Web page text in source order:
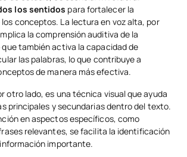
los sentidos para fortalecer la
conceptos. La lectura en voz alta, por
la comprensión auditiva de la
también activa la capacidad de
las palabras, lo que contribuye a
de manera más efectiva.
otro lado, es una técnica visual que ayuda
principales y secundarias dentro del texto.
en aspectos específicos, como
relevantes, se facilita la identificación
importante.